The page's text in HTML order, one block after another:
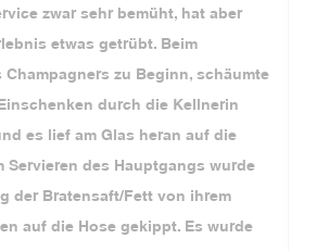
zwar sehr bemüht, hat aber
etwas getrübt. Beim
Champagners zu Beginn, schäumte
durch die Kellnerin
es lief am Glas heran auf die
Servieren des Hauptgangs wurde
der Bratensaft/Fett von ihrem
auf die Hose gekippt. Es wurde